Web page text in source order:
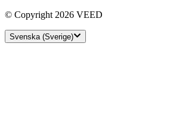
© Copyright 2026 VEED
Svenska (Sverige)